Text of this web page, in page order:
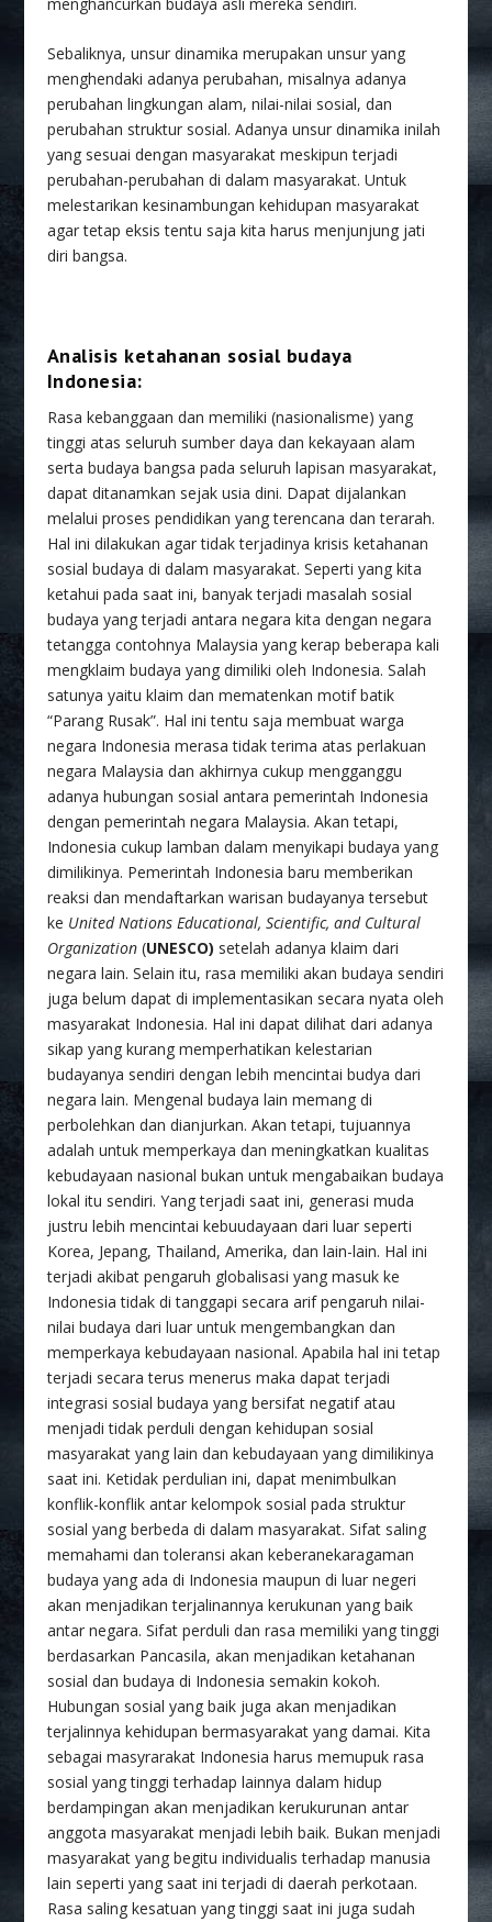
Sebaliknya, unsur dinamika merupakan unsur yang
menghendaki adanya perubahan, misalnya adanya
perubahan lingkungan alam, nilai-nilai sosial, dan
perubahan struktur sosial. Adanya unsur dinamika inilah
yang sesuai dengan masyarakat meskipun terjadi
perubahan-perubahan di dalam masyarakat. Untuk
melestarikan kesinambungan kehidupan masyarakat
agar tetap eksis tentu saja kita harus menjunjung jati
diri bangsa.
Analisis ketahanan sosial budaya
Indonesia:
Rasa kebanggaan dan memiliki (nasionalisme) yang
tinggi atas seluruh sumber daya dan kekayaan alam
serta budaya bangsa pada seluruh lapisan masyarakat,
dapat ditanamkan sejak usia dini. Dapat dijalankan
melalui proses pendidikan yang terencana dan terarah.
Hal ini dilakukan agar tidak terjadinya krisis ketahanan
sosial budaya di dalam masyarakat. Seperti yang kita
ketahui pada saat ini, banyak terjadi masalah sosial
budaya yang terjadi antara negara kita dengan negara
tetangga contohnya Malaysia yang kerap beberapa kali
mengklaim budaya yang dimiliki oleh Indonesia. Salah
satunya yaitu klaim dan mematenkan motif batik
“Parang Rusak”. Hal ini tentu saja membuat warga
negara Indonesia merasa tidak terima atas perlakuan
negara Malaysia dan akhirnya cukup mengganggu
adanya hubungan sosial antara pemerintah Indonesia
dengan pemerintah negara Malaysia. Akan tetapi,
Indonesia cukup lamban dalam menyikapi budaya yang
dimilikinya. Pemerintah Indonesia baru memberikan
reaksi dan mendaftarkan warisan budayanya tersebut
ke United Nations Educational, Scientific, and Cultural
Organization(UNESCO) setelah adanya klaim dari
negara lain. Selain itu, rasa memiliki akan budaya sendiri
juga belum dapat di implementasikan secara nyata oleh
masyarakat Indonesia. Hal ini dapat dilihat dari adanya
sikap yang kurang memperhatikan kelestarian
budayanya sendiri dengan lebih mencintai budya dari
negara lain. Mengenal budaya lain memang di
perbolehkan dan dianjurkan. Akan tetapi, tujuannya
adalah untuk memperkaya dan meningkatkan kualitas
kebudayaan nasional bukan untuk mengabaikan budaya
lokal itu sendiri. Yang terjadi saat ini, generasi muda
justru lebih mencintai kebuudayaan dari luar seperti
Korea, Jepang, Thailand, Amerika, dan lain-lain. Hal ini
terjadi akibat pengaruh globalisasi yang masuk ke
Indonesia tidak di tanggapi secara arif pengaruh nilai-
nilai budaya dari luar untuk mengembangkan dan
memperkaya kebudayaan nasional. Apabila hal ini tetap
terjadi secara terus menerus maka dapat terjadi
integrasi sosial budaya yang bersifat negatif atau
menjadi tidak perduli dengan kehidupan sosial
masyarakat yang lain dan kebudayaan yang dimilikinya
saat ini. Ketidak perdulian ini, dapat menimbulkan
konflik-konflik antar kelompok sosial pada struktur
sosial yang berbeda di dalam masyarakat. Sifat saling
memahami dan toleransi akan keberanekaragaman
budaya yang ada di Indonesia maupun di luar negeri
akan menjadikan terjalinannya kerukunan yang baik
antar negara. Sifat perduli dan rasa memiliki yang tinggi
berdasarkan Pancasila, akan menjadikan ketahanan
sosial dan budaya di Indonesia semakin kokoh.
Hubungan sosial yang baik juga akan menjadikan
terjalinnya kehidupan bermasyarakat yang damai. Kita
sebagai masyrarakat Indonesia harus memupuk rasa
sosial yang tinggi terhadap lainnya dalam hidup
berdampingan akan menjadikan kerukurunan antar
anggota masyarakat menjadi lebih baik. Bukan menjadi
masyarakat yang begitu individualis terhadap manusia
lain seperti yang saat ini terjadi di daerah perkotaan.
Rasa saling kesatuan yang tinggi saat ini juga sudah